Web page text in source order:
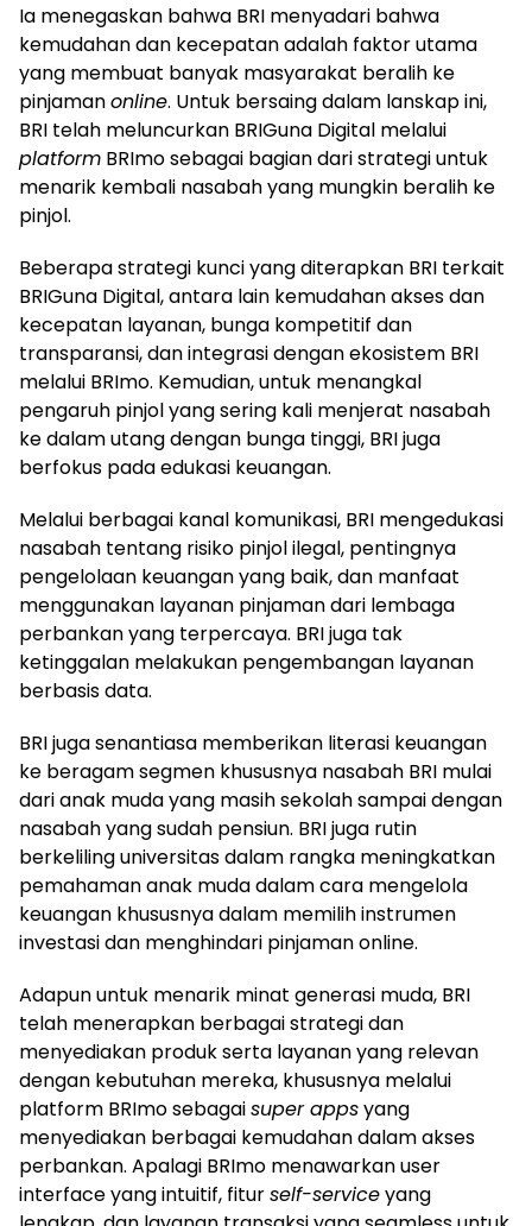
Ia menegaskan bahwa BRI menyadari bahwa
kemudahan dan kecepatan adalah faktor utama
yang membuat banyak masyarakat beralih ke
pinjamanonline. Untuk bersaing dalam lanskap ini,
BRI telah meluncurkan BRIGuna Digital melalui
platform BRImo sebagai bagian dari strategi untuk
menarik kembali nasabah yang mungkin beralih ke
pinjol.
Beberapa strategi kunci yang diterapkan BRI terkait
BRIGuna Digital, antara lain kemudahan akses dan
kecepatan layanan, bunga kompetitif dan
transparansi, dan integrasi dengan ekosistem BRI
melalui BRImo. Kemudian, untuk menangkal
pengaruh pinjol yang sering kali menjerat nasabah
ke dalam utang dengan bunga tinggi, BRI juga
berfokus pada edukasi keuangan.
Melalui berbagai kanal komunikasi, BRI mengedukasi
nasabah tentang risiko pinjol ilegal, pentingnya
pengelolaan keuangan yang baik, dan manfaat
menggunakan layanan pinjaman dari lembaga
perbankan yang terpercaya. BRI juga tak
ketinggalan melakukan pengembangan layanan
berbasis data.
BRI juga senantiasa memberikan literasi keuangan
ke beragam segmen khususnya nasabah BRI mulai
dari anak muda yang masih sekolah sampai dengan
nasabah yang sudah pensiun. BRI juga rutin
berkeliling universitas dalam rangka meningkatkan
pemahaman anak muda dalam cara mengelola
keuangan khususnya dalam memilih instrumen
investasi dan menghindari pinjaman online.
Adapun untuk menarik minat generasi muda, BRI
telah menerapkan berbagai strategi dan
menyediakan produk serta layanan yang relevan
dengan kebutuhan mereka, khususnya melalui
platform BRImo sebagaisuper appsyang
menyediakan berbagai kemudahan dalam akses
perbankan. Apalagi BRImo menawarkan user
interface yang intuitif, fiturself-serviceyang